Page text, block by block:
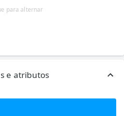
para alternar
e atributos